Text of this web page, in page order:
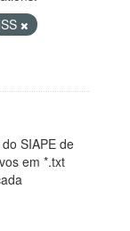
SIAPE de
em *.txt